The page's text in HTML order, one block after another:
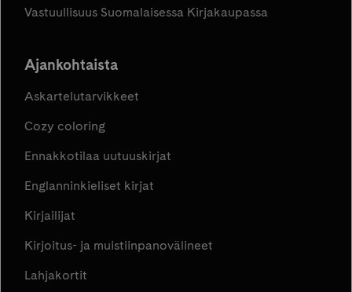
Vastuullisuus Suomalaisessa Kirjakaupassa
Ajankohtaista
Askartelutarvikkeet
Cozy coloring
Ennakkotilaa uutuuskirjat
Englanninkieliset kirjat
Kirjailijat
Kirjoitus- ja muistiinpanovälineet
Lahjakortit